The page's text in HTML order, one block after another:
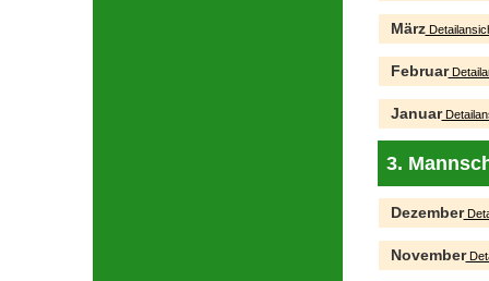
März
Februar
Januar
3.
Dezember
November